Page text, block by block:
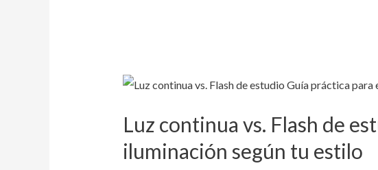
Luz continua vs. Flash de
iluminación según tu estilo
Luz
Flash
de